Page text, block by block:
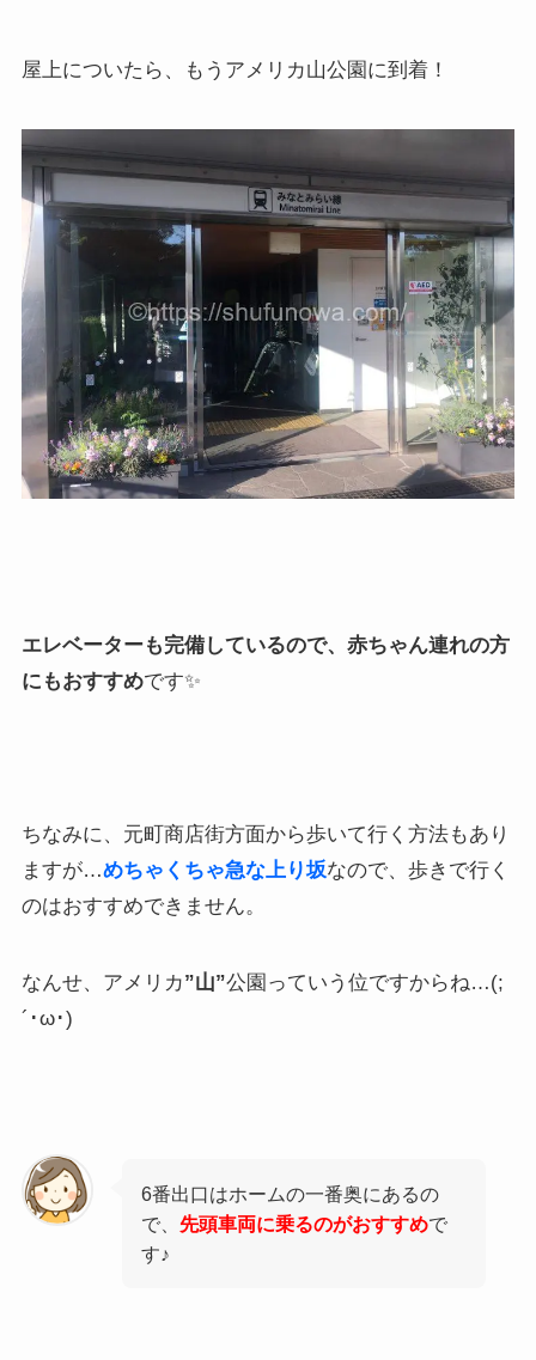
屋上についたら、もうアメリカ山公園に到着！
エレベーターも完備しているので、赤ちゃん連れの方
にもおすすめです✨
ちなみに、元町商店街方面から歩いて行く方法もあり
ますが…めちゃくちゃ急な上り坂なので、歩きで行く
のはおすすめできません。
なんせ、アメリカ”山”公園っていう位ですからね…(;
´･ω･)
6番出口はホームの一番奥にあるの
で、先頭車両に乗るのがおすすめで
す♪